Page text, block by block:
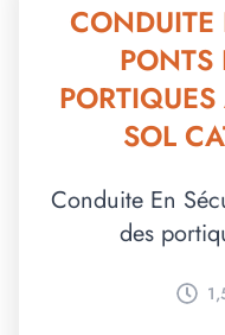
CONDUITE
PONTS
SOL
Conduite En
des